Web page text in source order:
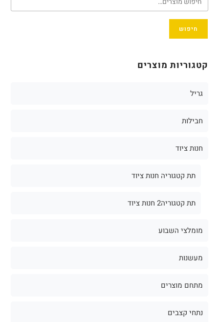
חיפוש
קטגוריות מוצרים
גריל
חבילות
חנות ציוד
תת קטגוריה חנות ציוד
תת קטגוריה2 חנות ציוד
מומלצי השבוע
מעשנות
מתחם מוצרים
נתחי קצבים